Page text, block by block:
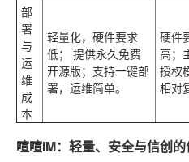
部
署
与
运
维
成
本
轻量化，硬件要求
低； 提供永久免费
开源版；支持一键部
署，运维简单。
硬件
高；
授权
相对
喧喧IM：轻量、安全与信创